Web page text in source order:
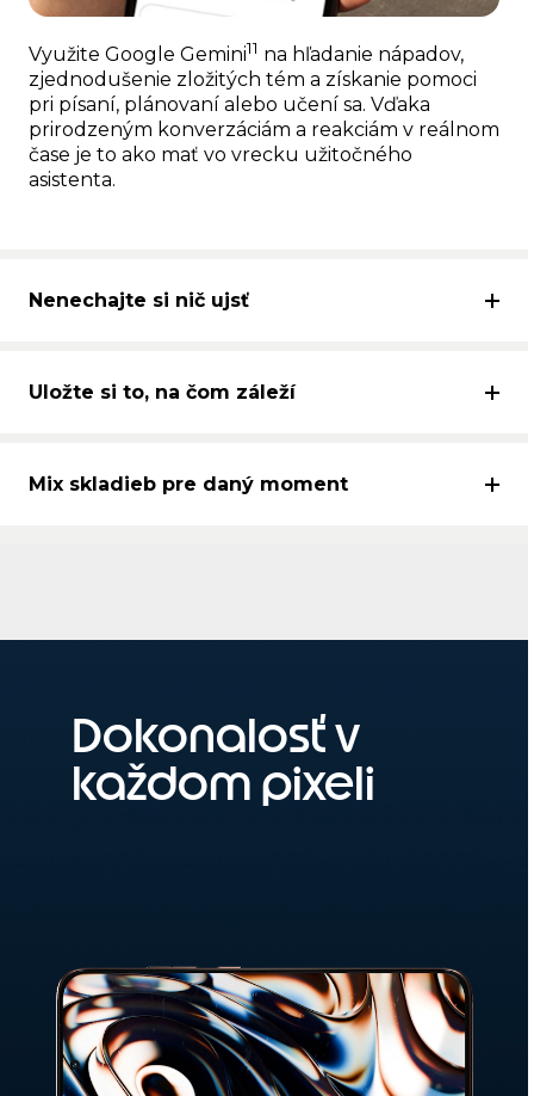
Využite Google Gemini11 na hľadanie nápadov,
zjednodušenie zložitých tém a získanie pomoci
pri písaní, plánovaní alebo učení sa. Vďaka
prirodzeným konverzáciám a reakciám v reálnom
čase je to ako mať vo vrecku užitočného
asistenta.
Nenechajte si nič ujsť
Uložte si to, na čom záleží
Mix skladieb pre daný moment
Dokonalosť v
každom pixeli